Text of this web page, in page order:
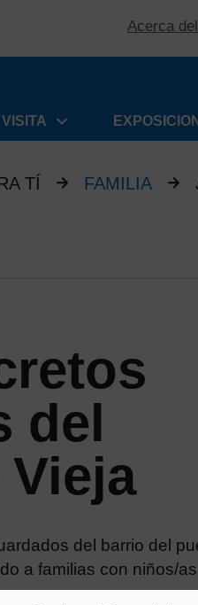
Acerca
TÍ FAMILIA
del
del barrio del
a familias con niños/